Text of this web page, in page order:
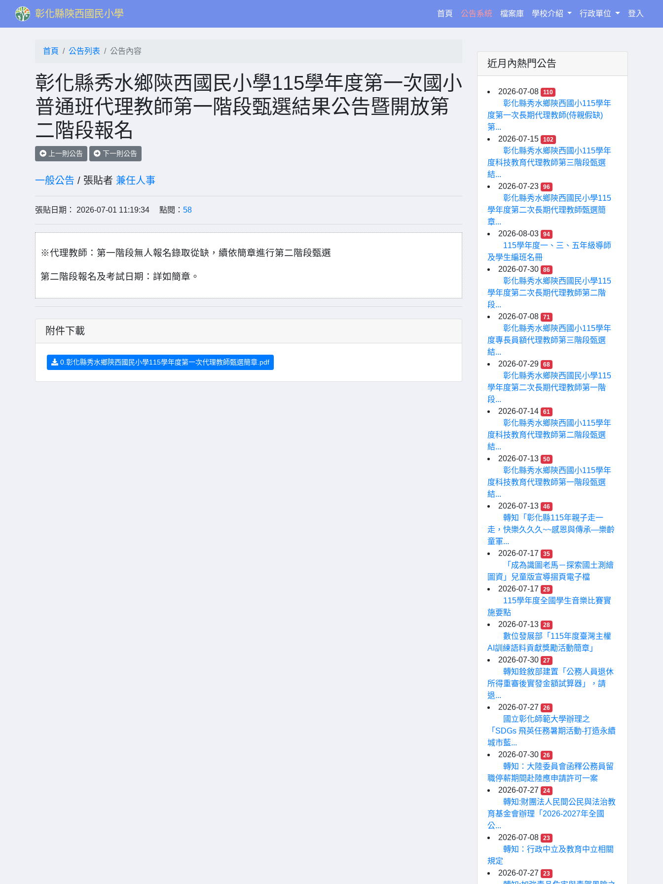
彰化縣陝西國民小學 首頁(current)
公告系統 檔案庫 學校介紹 行政單位 登入
首頁 公告列表 公告內容
彰化縣秀水鄉陝西國民小學115學年度第一次國小
普通班代理教師第一階段甄選結果公告暨開放第
二階段報名
上一則公告 下一則公告
一般公告 / 張貼者 兼任人事
張貼日期： 2026-07-01 11:19:34 點閱： 58
※代理教師 ： 第一階段無人報名錄取從缺，續依簡章進行第二階段甄選
第二階段報名及考試日期：詳如簡章。
附件下載
0.彰化縣秀水鄉陝西國民小學115學年度第一次代理教師甄選簡章.pdf
近月內熱門公告
2026-07-08 110
彰化縣秀水鄉陝西國小115學年
度第一次長期代理教師(侍親假缺)
第...
2026-07-15
102
彰化縣秀水鄉陝西國小115學年
度科技教育代理教師第三階段甄選
結...
2026-07-23
96
彰化縣秀水鄉陝西國民小學115
學年度第二次長期代理教師甄選簡
章...
2026-08-03
94
115學年度一、三、五年級導師
及學生編班名冊
2026-07-30
86
彰化縣秀水鄉陝西國民小學115
學年度第二次長期代理教師第二階
段...
2026-07-08
71
彰化縣秀水鄉陝西國小115學年
度專長員額代理教師第三階段甄選
結...
2026-07-29
68
彰化縣秀水鄉陝西國民小學115
學年度第二次長期代理教師第一階
段...
2026-07-14
61
彰化縣秀水鄉陝西國小115學年
度科技教育代理教師第二階段甄選
結...
2026-07-13
50
彰化縣秀水鄉陝西國小115學年
度科技教育代理教師第一階段甄選
結...
2026-07-13
46
轉知「彰化縣115年親子走一
走，快樂久久久~~感恩與傳承—樂齡
童軍...
2026-07-17
35
「成為識圖老馬－探索國土測繪
圖資」兒童版宣導摺頁電子檔
2026-07-17
29
115學年度全國學生音樂比賽實
施要點
2026-07-13
28
數位發展部「115年度臺灣主權
AI訓練語料貢獻獎勵活動簡章」
2026-07-30
27
轉知銓敘部建置「公務人員退休
所得重審後實發金額試算器」，請
退...
2026-07-27
26
國立彰化師範大學辦理之
「SDGs 飛英任務暑期活動-打造永續
城市藍...
2026-07-30
26
轉知：大陸委員會函釋公務員留
職停薪期間赴陸應申請許可一案
2026-07-27
24
轉知:財團法人民間公民與法治教
育基金會辦理「2026-2027年全國
公...
2026-07-08
23
轉知：行政中立及教育中立相關
規定
2026-07-27
23